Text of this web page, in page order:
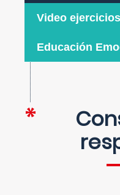
Video ejercicios
Educación